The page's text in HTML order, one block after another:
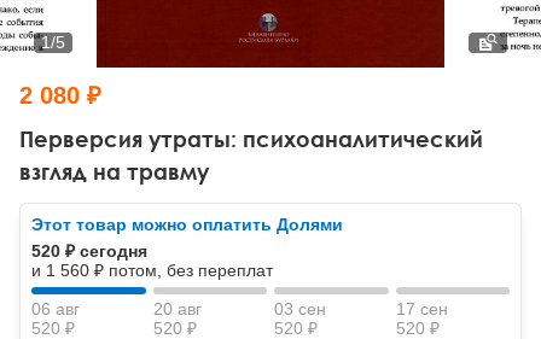
Тревожные расстройства, панические атаки
Психодрама
Другие направления психотерапии
Классический, эриксоновский гипноз и НЛП
НЛП
Психология труда и эргономика
Социальная психология
Социальная и организационная психология
Классический и юнгианский психоанализ
Перверсия утраты: психоаналитический
взгляд на травму
1/5
2 080 ₽
Этот товар можно оплатить Долями
520 ₽ сегодня
и 1 560 ₽ потом, без переплат
06 авг
520 ₽
20 авг
520 ₽
03 сен
520 ₽
17 сен
520 ₽